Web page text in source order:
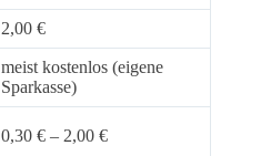
2,00 €
meist kostenlos (eigene
Sparkasse)
0,30 € – 2,00 €